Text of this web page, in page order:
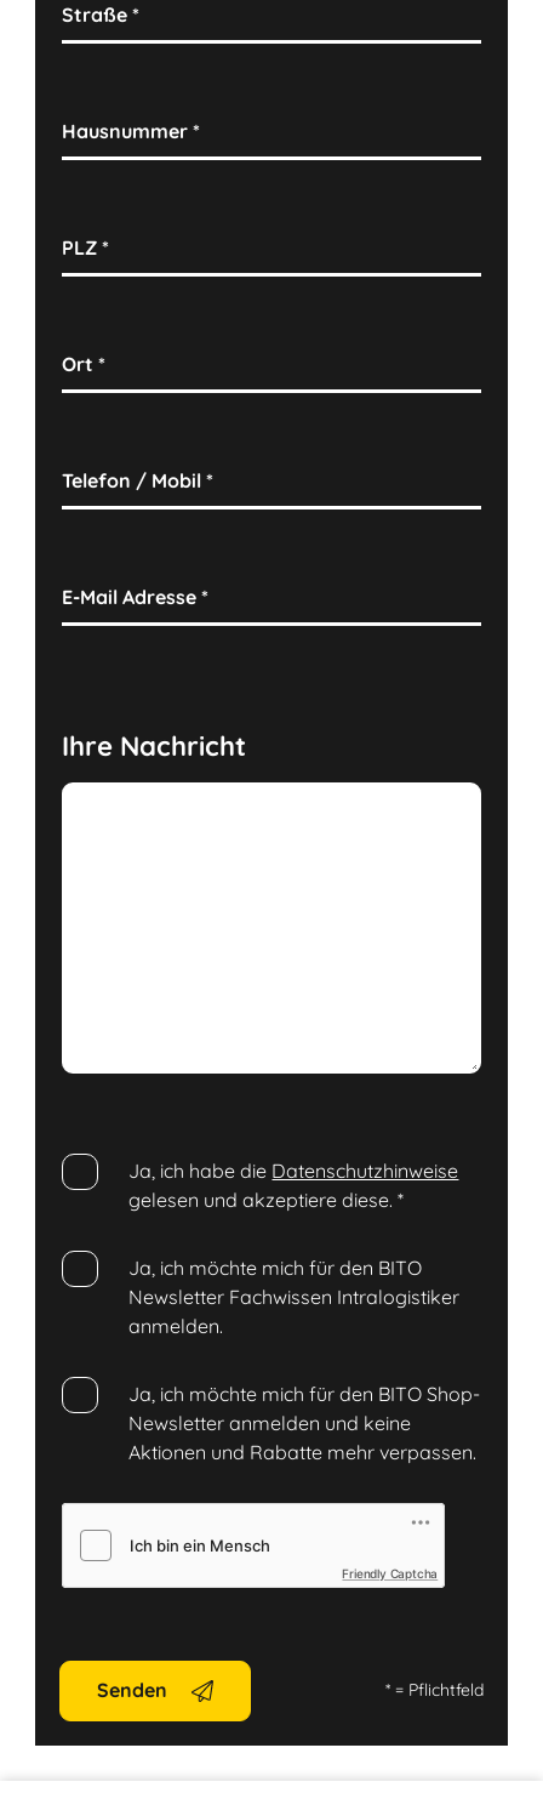
Straße*
Hausnummer*
PLZ*
Ort*
Telefon / Mobil*
E-Mail Adresse*
Ihre Nachricht
Ja, ich habe die Datenschutzhinweise
gelesen und akzeptiere diese.*
Ja, ich möchte mich für den BITO
Newsletter Fachwissen Intralogistiker
anmelden.
Ja, ich möchte mich für den BITO Shop-
Newsletter anmelden und keine
Aktionen und Rabatte mehr verpassen.
Friendly Captcha
Senden *= Pflichtfeld